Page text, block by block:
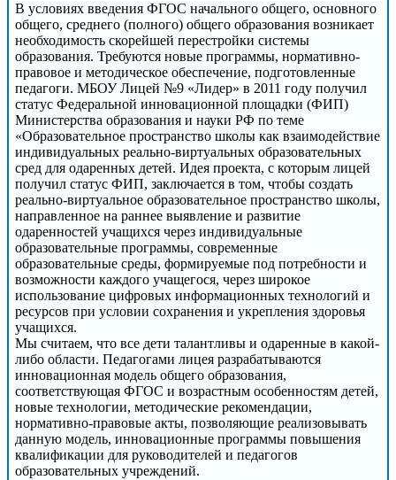
В условиях введения ФГОС начального общего, основного
общего, среднего (полного) общего образования возникает
необходимость скорейшей перестройки системы
образования. Требуются новые программы, нормативно-
правовое и методическое обеспечение, подготовленные
педагоги. МБОУ Лицей №9 «Лидер» в 2011 году получил
статус Федеральной инновационной площадки (ФИП)
Министерства образования и науки РФ по теме
«Образовательное пространство школы как взаимодействие
индивидуальных реально-виртуальных образовательных
сред для одаренных детей. Идея проекта, с которым лицей
получил статус ФИП, заключается в том, чтобы создать
реально-виртуальное образовательное пространство школы,
направленное на раннее выявление и развитие
одаренностей учащихся через индивидуальные
образовательные программы, современные
образовательные среды, формируемые под потребности и
возможности каждого учащегося, через широкое
использование цифровых информационных технологий и
ресурсов при условии сохранения и укрепления здоровья
учащихся.
Мы считаем, что все дети талантливы и одаренные в какой-
либо области. Педагогами лицея разрабатываются
инновационная модель общего образования,
соответствующая ФГОС и возрастным особенностям детей,
новые технологии, методические рекомендации,
нормативно-правовые акты, позволяющие реализовывать
данную модель, инновационные программы повышения
квалификации для руководителей и педагогов
образовательных учреждений.